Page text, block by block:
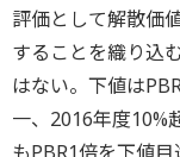
評価として解散価
することを織り込
はない。下値は
一、2016年度10%